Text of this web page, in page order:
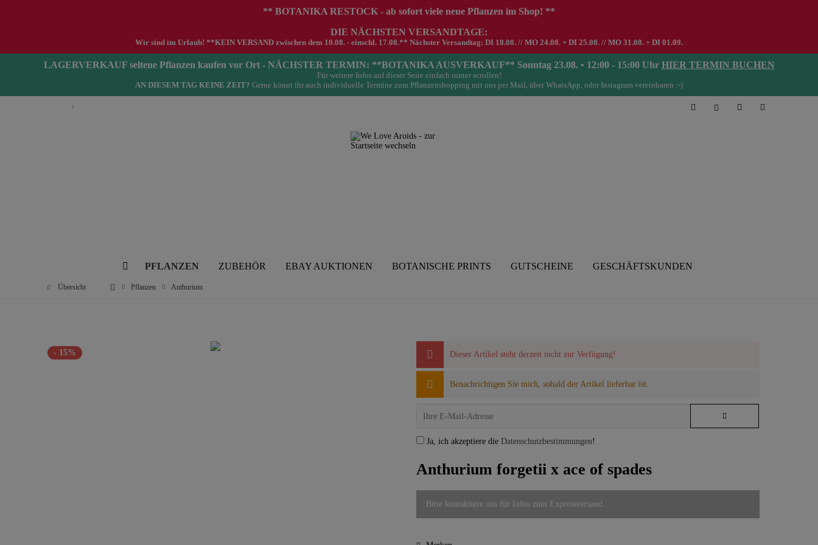
** BOTANIKA RESTOCK - ab sofort viele neue Pflanzen im Shop! **
DIE NÄCHSTEN VERSANDTAGE:
Wir sind im Urlaub! **KEIN VERSAND zwischen dem 10.08. - einschl. 17.08.** Nächster Versandtag: DI 18.08. // MO 24.08. + DI 25.08. // MO 31.08. + DI 01.09.
LAGERVERKAUF seltene Pflanzen kaufen vor Ort - NÄCHSTER TERMIN: **BOTANIKA AUSVERKAUF** Sonntag 23.08. • 12:00 - 15:00 Uhr HIER TERMIN BUCHEN
Für weitere Infos auf dieser Seite einfach runter scrollen!
AN DIESEM TAG KEINE ZEIT? Gerne könnt ihr auch individuelle Termine zum Pflanzenshopping mit uns per Mail, über WhatsApp, oder Instagram vereinbaren :-)
PFLANZEN ZUBEHÖR EBAY AUKTIONEN BOTANISCHE PRINTS GUTSCHEINE GESCHÄFTSKUNDEN
Übersicht Pflanzen Anthurium
- 15% Dieser Artikel steht derzeit nicht zur Verfügung!
Benachrichtigen Sie mich, sobald der Artikel lieferbar ist.
Ja, ich akzeptiere die Datenschutzbestimmungen!
Anthurium forgetii x ace of spades
Bitte kontaktiere uns für Infos zum Expressversand.